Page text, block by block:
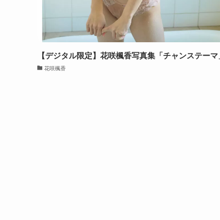
【デジタル限定】花咲楓香写真集「チャンステーマ
花咲楓香